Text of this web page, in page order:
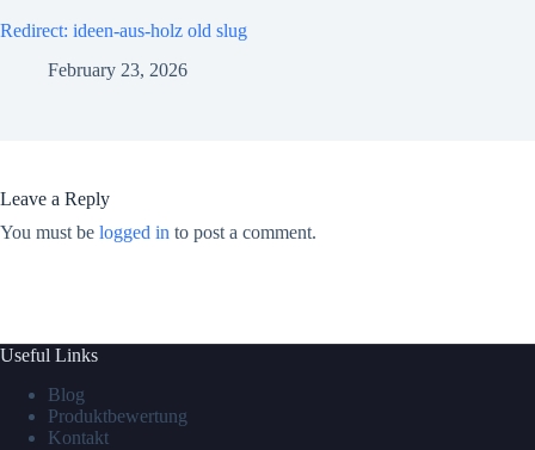
Redirect: ideen-aus-holz old slug
February 23, 2026
Leave a Reply
You must be logged in to post a comment.
Useful Links
Blog
Produktbewertung
Kontakt